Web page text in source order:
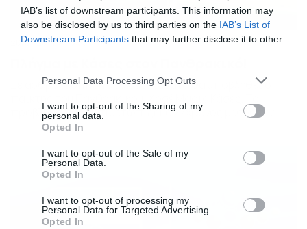
IAB’s list of downstream participants. This information may
also be disclosed by us to third parties on the IAB’s List of
Downstream Participants that may further disclose it to other
Please note that this website/app uses one or more Google
not limited to your visit or usage behaviour. You may click to
grant or deny consent to Google and its third-party tags to
use your data for below specified purposes in below Google
consent section.
Personal Data Processing Opt Outs
I want to opt-out of the Sharing of my
personal data.
Opted In
I want to opt-out of the Sale of my
Personal Data.
Opted In
I want to opt-out of processing my
Personal Data for Targeted Advertising.
Opted In
20/01/2014 18:33
Πλήγμα με Κάσες στον Πανθρακικό!
Σε αρθροσκόπηση στο δεξί γόνατο θα υποβληθεί ο
πρόβλημα που αντιμετωπίζει ο 27χρονος μέσος της
ομάδας της Κομοτηνής θα τον αναγκάσει να υποβληθεί
την αγωνιστική δράση τις επόμενες εβδομάδες, με τον
ακριβή χρόνο να γίνεται γνωστός μετά την
πραγματοποίηση της […]